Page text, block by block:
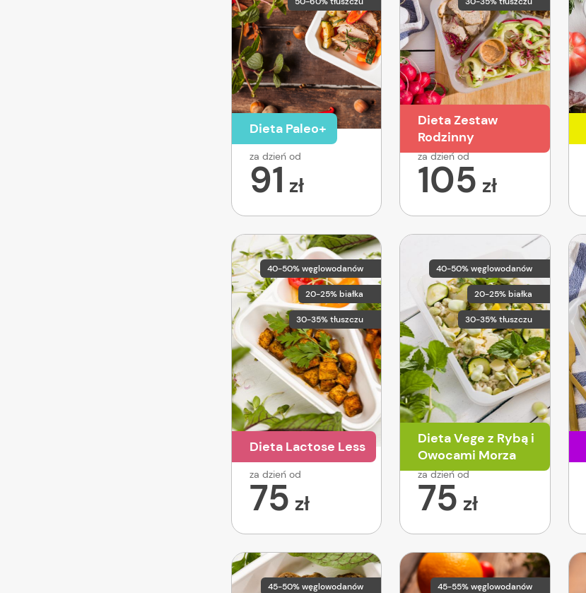
Dieta Paleo+
za dzień od
91 zł
Dieta Zestaw
Rodzinny
za dzień od
105 zł
40-50% węglowodanów
20-25% białka
30-35% tłuszczu
Dieta Lactose Less
za dzień od
75 zł
40-50% węglowodanów
20-25% białka
30-35% tłuszczu
Dieta Vege z Rybą i
Owocami Morza
za dzień od
75 zł
45-50% węglowodanów 45-55% węglowodanów